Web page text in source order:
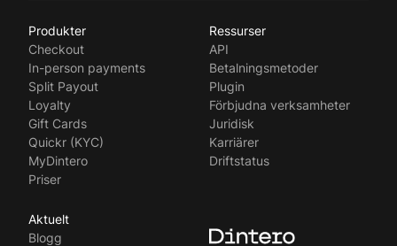
English
Produkter
Checkout
In-person payments
Split Payout
Loyalty
Gift Cards
Quickr (KYC)
MyDintero
Priser
Ressurser
API
Betalningsmetoder
Plugin
Förbjudna verksamheter
Juridisk
Karriärer
Driftstatus
Aktuelt
Blogg